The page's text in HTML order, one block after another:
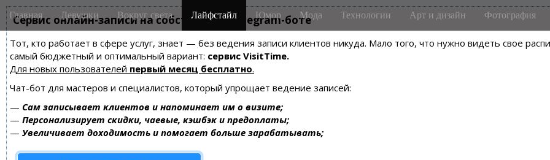
Сервис онлайн-записи на собственном Telegram-боте
Тот, кто работает в сфере услуг, знает — без ведения записи клиентов никуда. Мало того, что нужно видеть свое
самый бюджетный и оптимальный вариант: сервис VisitTime.
Для новых пользователей первый месяц бесплатно.
Чат-бот для мастеров и специалистов, который упрощает ведение записей:
— Сам записывает клиентов и напоминает им о визите;
— Персонализирует скидки, чаевые, кэшбэк и предоплаты;
— Увеличивает доходимость и помогает больше зарабатывать;
M
a
n
m
e
n
u
i
Главная Девушки Вокруг света Лайфстайл Юмор Мода Технологии Арт и дизайн Фотография